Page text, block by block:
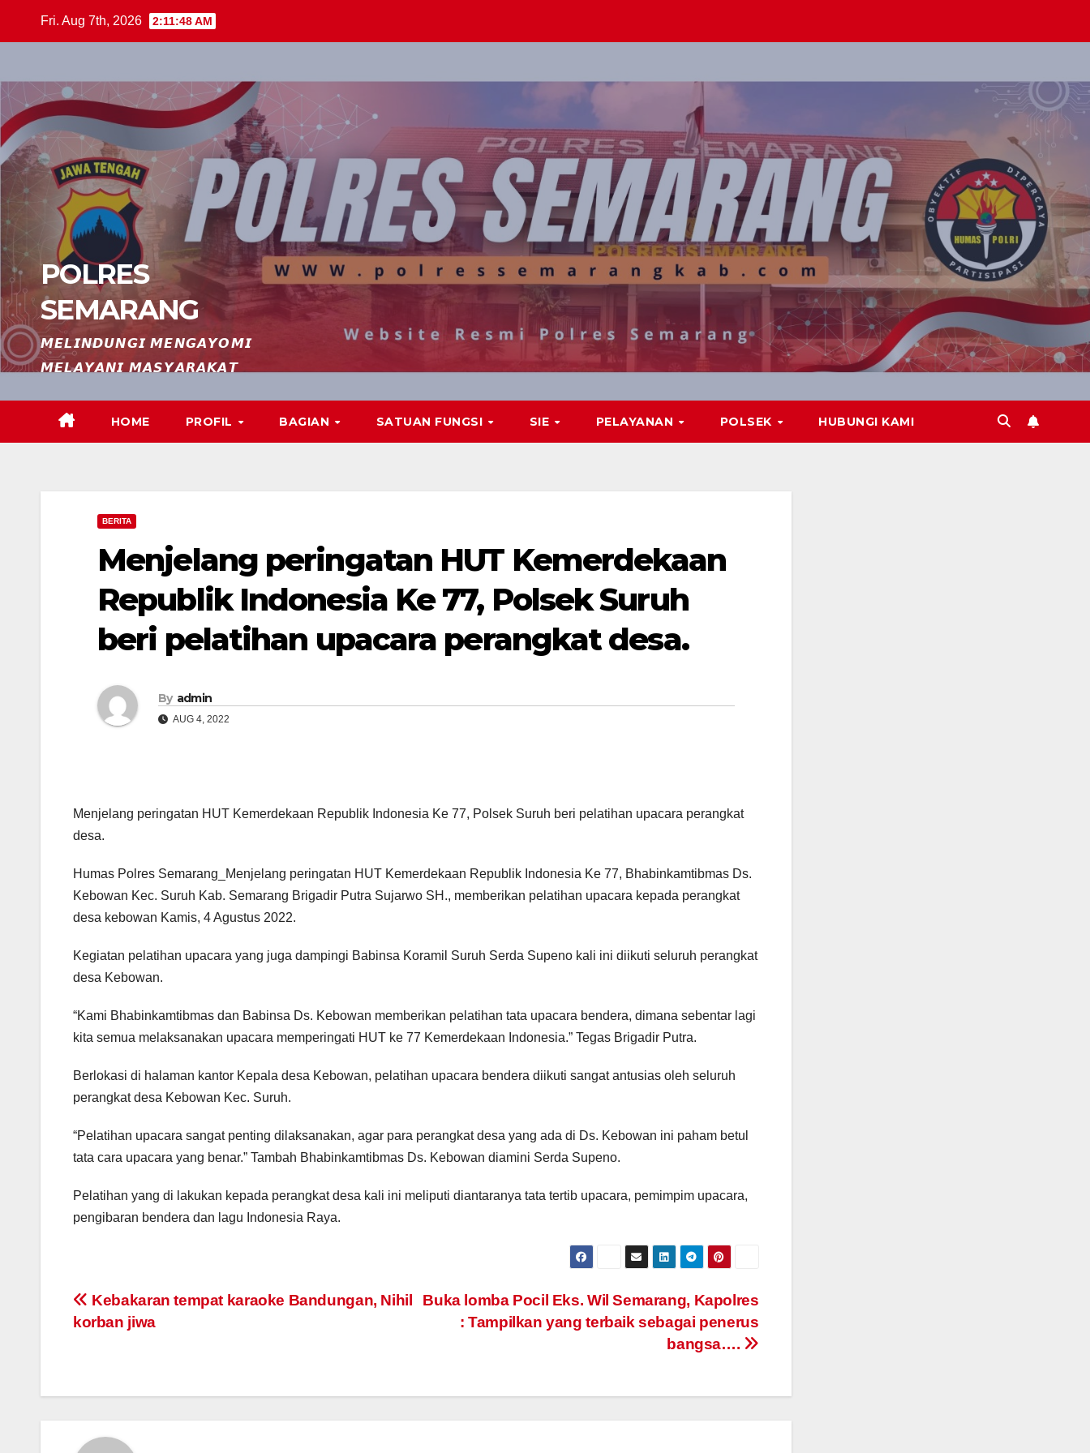
Fri. Aug 7th, 2026 2:11:49 AM
POLRES
SEMARANG
𝙈𝙀𝙇𝙄𝙉𝘿𝙐𝙉𝙂𝙄 𝙈𝙀𝙉𝙂𝘼𝙔𝙊𝙈𝙄
𝙈𝙀𝙇𝘼𝙔𝘼𝙉𝙄 𝙈𝘼𝙎𝙔𝘼𝙍𝘼𝙆𝘼𝙏
HOME PROFIL BAGIAN SATUAN FUNGSI SIE PELAYANAN POLSEK HUBUNGI KAMI
BERITA
Menjelang peringatan HUT Kemerdekaan
Republik Indonesia Ke 77, Polsek Suruh
beri pelatihan upacara perangkat desa.
By admin
AUG 4, 2022
Menjelang peringatan HUT Kemerdekaan Republik Indonesia Ke 77, Polsek Suruh beri pelatihan upacara perangkat
desa.
Humas Polres Semarang_Menjelang peringatan HUT Kemerdekaan Republik Indonesia Ke 77, Bhabinkamtibmas Ds.
Kebowan Kec. Suruh Kab. Semarang Brigadir Putra Sujarwo SH., memberikan pelatihan upacara kepada perangkat
desa kebowan Kamis, 4 Agustus 2022.
Kegiatan pelatihan upacara yang juga dampingi Babinsa Koramil Suruh Serda Supeno kali ini diikuti seluruh perangkat
desa Kebowan.
“Kami Bhabinkamtibmas dan Babinsa Ds. Kebowan memberikan pelatihan tata upacara bendera, dimana sebentar lagi
kita semua melaksanakan upacara memperingati HUT ke 77 Kemerdekaan Indonesia.” Tegas Brigadir Putra.
Berlokasi di halaman kantor Kepala desa Kebowan, pelatihan upacara bendera diikuti sangat antusias oleh seluruh
perangkat desa Kebowan Kec. Suruh.
“Pelatihan upacara sangat penting dilaksanakan, agar para perangkat desa yang ada di Ds. Kebowan ini paham betul
tata cara upacara yang benar.” Tambah Bhabinkamtibmas Ds. Kebowan diamini Serda Supeno.
Pelatihan yang di lakukan kepada perangkat desa kali ini meliputi diantaranya tata tertib upacara, pemimpim upacara,
pengibaran bendera dan lagu Indonesia Raya.
Post
navigation
Buka lomba Pocil Eks. Wil Semarang, Kapolres
: Tampilkan yang terbaik sebagai penerus
bangsa….
Kebakaran tempat karaoke Bandungan, Nihil
korban jiwa